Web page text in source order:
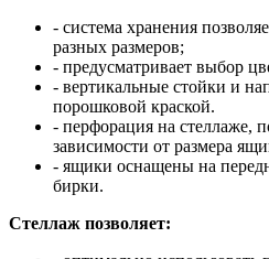
- система хранения
разных размеров;
- предусматривает выбор
- вертикальные стойки и
порошковой краской.
- перфорация на стеллаже,
зависимости от размера
- ящики оснащены на
бирки.
Стеллаж позволяет: